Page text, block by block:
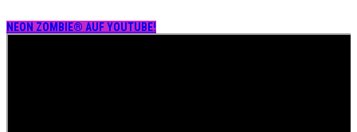
NEON ZOMBIE® AUF YOUTUBE!